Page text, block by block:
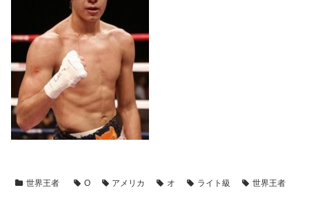
世界王者 O アメリカ オ ライト級 世界王者